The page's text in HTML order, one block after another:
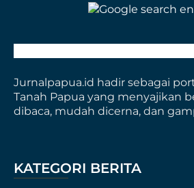
Jurnalpapua.id hadir sebagai
Tanah Papua yang menyajikan
dibaca, mudah dicerna, dan
KATEGORI BERITA